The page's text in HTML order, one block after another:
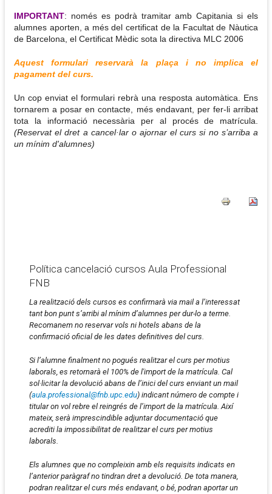
IMPORTANT: només es podrà tramitar amb Capitania si els
alumnes aporten, a més del certificat de la Facultat de Nàutica
de Barcelona, el Certificat Mèdic sota la directiva MLC 2006
Aquest formulari reservarà la plaça i no implica el
pagament del curs.
Un cop enviat el formulari rebrà una resposta automàtica. Ens
tornarem a posar en contacte, més endavant, per fer-li arribat
tota la informació necessària per al procés de matrícula.
(Reservat el dret a cancel·lar o ajornar el curs si no s’arriba a
un mínim d'alumnes)
Política cancelació cursos Aula Professional
FNB
La realització dels cursos es confirmarà via mail a l’interessat
tant bon punt s’arribi al mínim d’alumnes per dur-lo a terme.
Recomanem no reservar vols ni hotels abans de la
confirmació oficial de les dates definitives del curs.
Si l’alumne finalment no pogués realitzar el curs per motius
laborals, es retornarà el 100% de l'import de la matrícula. Cal
sol·licitar la devolució abans de l’inici del curs enviant un mail
(aula.professional@fnb.upc.edu) indicant número de compte i
titular on vol rebre el reingrés de l’import de la matrícula. Així
mateix, serà imprescindible adjuntar documentació que
acrediti la impossibilitat de realitzar el curs per motius
laborals.
Els alumnes que no compleixin amb els requisits indicats en
l’anterior paràgraf no tindran dret a devolució. De tota manera,
podran realitzar el curs més endavant, o bé, podran aportar un